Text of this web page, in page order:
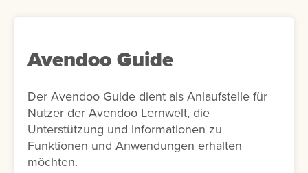
Avendoo Guide
Der Avendoo Guide dient als Anlaufstelle für
Nutzer der Avendoo Lernwelt, die
Unterstützung und Informationen zu
Funktionen und Anwendungen erhalten
möchten.